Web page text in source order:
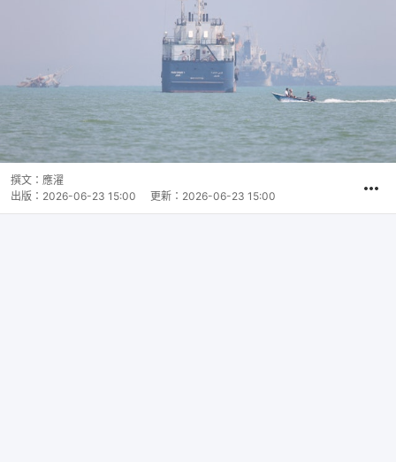
撰文： 應濯
出版： 2026-06-23 15:00 更新： 2026-06-23 15:00